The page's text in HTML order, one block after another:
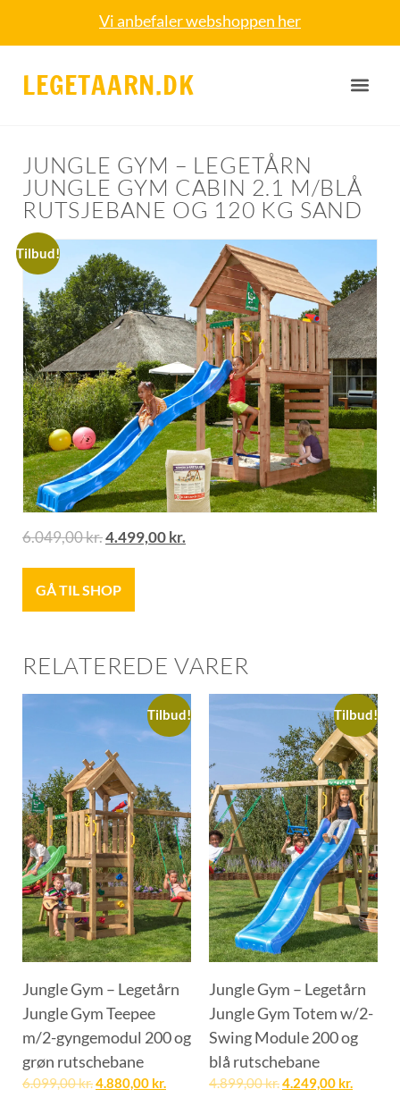
Vi anbefaler webshoppen her
LEGETAARN.DK
JUNGLE GYM – LEGETÅRN
JUNGLE GYM CABIN 2.1 M/BLÅ
RUTSJEBANE OG 120 KG SAND
Tilbud!
6.049,00kr.4.499,00kr.
GÅ TIL SHOP
RELATEREDE VARER
Tilbud!
Jungle Gym – Legetårn
Jungle Gym Teepee
m/2-gyngemodul 200 og
grøn rutschebane
6.099,00kr.4.880,00 kr.
Tilbud!
Jungle Gym – Legetårn
Jungle Gym Totem w/2-
Swing Module 200 og
blå rutschebane
4.899,00kr.4.249,00 kr.